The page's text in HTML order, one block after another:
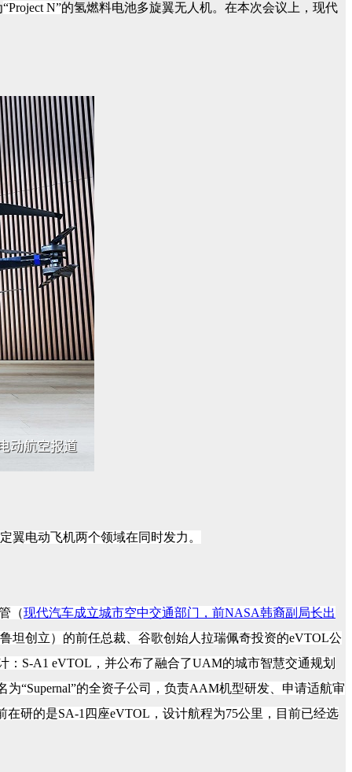
“Project N”的氢燃料电池多旋翼无人机。在本次会议上，现代
翼电动飞机两个领域在同时发力。
（现代汽车成立城市空中交通部门，前NASA韩裔副局长出
坦创立）的前任总裁、谷歌创始人拉瑞佩奇投资的eVTOL公
：S-A1 eVTOL，并公布了融合了UAM的城市智慧交通规划
为“Supernal”的全资子公司，负责AAM机型研发、申请适航审
在研的是SA-1四座eVTOL，设计航程为75公里，目前已经选